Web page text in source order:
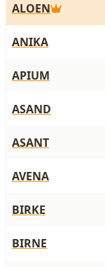
ALOEN
ANIKA
APIUM
ASAND
ASANT
AVENA
BIRKE
BIRNE